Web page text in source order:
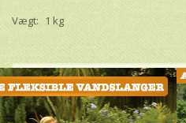
Vægt: 1 kg